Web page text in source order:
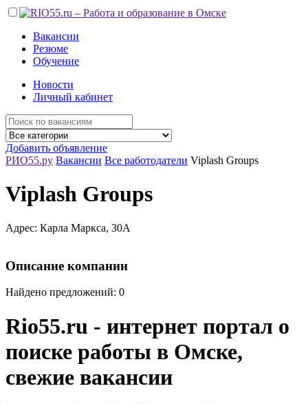
Вакансии
Резюме
Обучение
Новости
Личный кабинет
Добавить объявление
РИО55.ру Вакансии Все работодатели Viplash Groups
Viplash Groups
Адрес: Карла Маркса, 30А
Описание компании
Найдено предложений: 0
Rio55.ru - интернет портал о
поиске работы в Омске,
свежие вакансии